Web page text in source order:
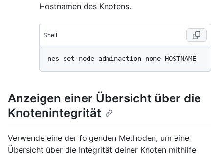
Hostnamen des Knotens.
Shell
Anzeigen einer Übersicht über die
Knotenintegrität
Verwende eine der folgenden Methoden, um eine
Übersicht über die Integrität deiner Knoten mithilfe